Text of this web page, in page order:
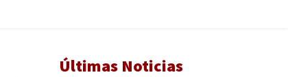
Últimas Noticias